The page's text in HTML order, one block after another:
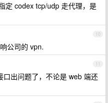
定 codex tcp/udp 走代理，是
10
公司的 vpn.
11
出问题了，不论是 web 端还